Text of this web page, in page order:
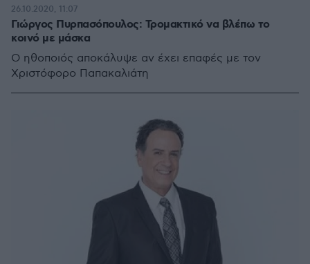
Γιώργος Πυρπασόπουλος: Τρομακτικό να βλέπω το
κοινό με μάσκα
Ο ηθοποιός αποκάλυψε αν έχει επαφές με τον
Χριστόφορο Παπακαλιάτη
26.10.2020, 11:07